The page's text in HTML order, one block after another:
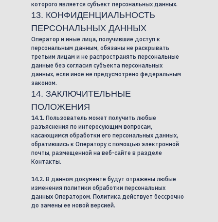
которого является субъект персональных данных.
13. КОНФИДЕНЦИАЛЬНОСТЬ
ПЕРСОНАЛЬНЫХ ДАННЫХ
Оператор и иные лица, получившие доступ к
персональным данным, обязаны не раскрывать
третьим лицам и не распространять персональные
данные без согласия субъекта персональных
данных, если иное не предусмотрено федеральным
законом.
14. ЗАКЛЮЧИТЕЛЬНЫЕ
ПОЛОЖЕНИЯ
14.1. Пользователь может получить любые
разъяснения по интересующим вопросам,
касающимся обработки его персональных данных,
обратившись к Оператору с помощью электронной
почты, размещенной на веб-сайте в разделе
Контакты.
14.2. В данном документе будут отражены любые
изменения политики обработки персональных
данных Оператором. Политика действует бессрочно
до замены ее новой версией.